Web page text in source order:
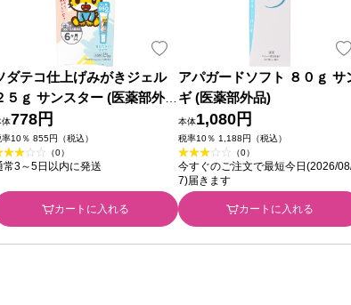
ダテコ仕上げみがきジェル
５ｇ サンスター (医薬部外
)
体778円
率10％ 855円（税込）
（0）
常3～5日以内に発送
カートに入れる
アパガードソフト ８０ｇ サ
ギ (医薬部外品)
本体1,080円
税率10％ 1,188円（税込）
（0）
今すぐのご注文で最短今日(2026/
7)届きます
カートに入れる